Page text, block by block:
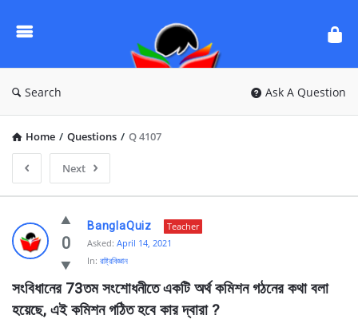
Questions
Search Ask A Question
Home / Questions / Q 4107
Next
Ask
Questions
BanglaQuiz
Latest
0
BanglaQuiz
Teacher
Asked: April 14, 2021
In: রাষ্ট্রবিজ্ঞান
সংবিধানের 73তম সংশােধনীতে একটি অর্থ কমিশন গঠনের কথা বলা
হয়েছে, এই কমিশন গঠিত হবে কার দ্বারা ?